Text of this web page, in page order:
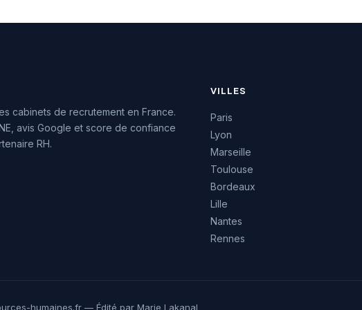
qualité des prestations
cabinets de recrutement en France.
avis Google et score de confiance
RH.
VILLES
Paris
Lyon
Marseille
Toulouse
Bordeaux
Lille
Nantes
Rennes
humaines.fr — Édité par Marie Lakanal